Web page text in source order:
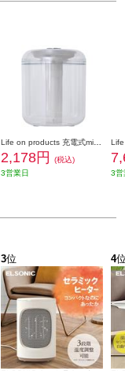
2,178円
(税込)
3営業日
3営
3位 4